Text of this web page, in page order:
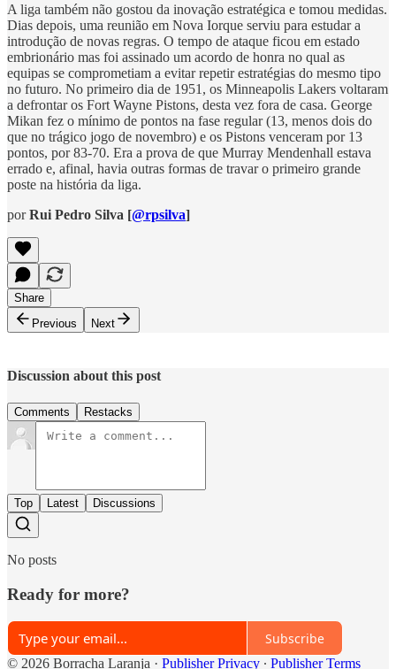
A liga também não gostou da inovação estratégica e tomou medidas.
Dias depois, uma reunião em Nova Iorque serviu para estudar a
introdução de novas regras. O tempo de ataque ficou em estado
embrionário mas foi assinado um acordo de honra no qual as
equipas se comprometiam a evitar repetir estratégias do mesmo tipo
no futuro. No primeiro dia de 1951, os Minneapolis Lakers voltaram
a defrontar os Fort Wayne Pistons, desta vez fora de casa. George
Mikan fez o mínimo de pontos na fase regular (13, menos dois do
que no trágico jogo de novembro) e os Pistons venceram por 13
pontos, por 83-70. Era a prova de que Murray Mendenhall estava
errado e, afinal, havia outras formas de travar o primeiro grande
poste na história da liga.
porRui Pedro Silva [@rpsilva]
Share
Previous
Next
Discussion about this post
Comments Restacks
Top Latest Discussions
No posts
Ready for more?
Subscribe
© 2026 Borracha Laranja · Publisher Privacy ∙ Publisher Terms